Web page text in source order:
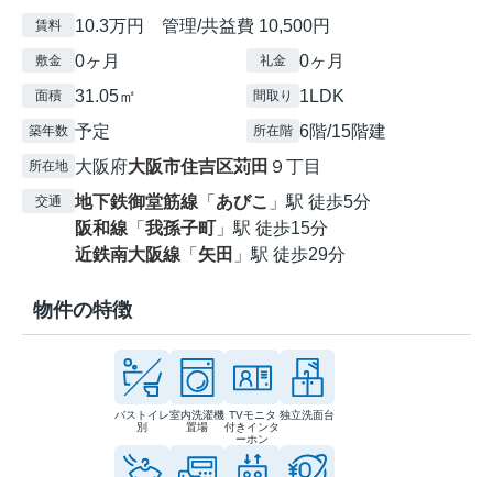
賃料 10.3万円 管理/共益費 10,500円
敷金 0ヶ月 礼金 0ヶ月
面積 31.05㎡ 間取り 1LDK
築年数 予定 所在階 6階/15階建
所在地 大阪府大阪市住吉区苅田 ９丁目
交通 地下鉄御堂筋線 「 あびこ 」駅 徒歩5分
阪和線 「 我孫子町 」駅 徒歩15分
近鉄南大阪線 「 矢田 」駅 徒歩29分
物件の特徴
バストイレ
別
室内洗濯機
置場
TVモニタ
付きインタ
ーホン
独立洗面台